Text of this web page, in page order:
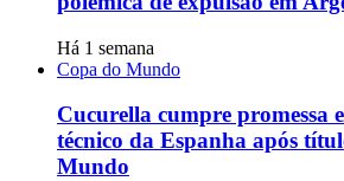
Há 1 semana
Copa do Mundo
Cucurella cumpre promessa
técnico da Espanha após
Mundo